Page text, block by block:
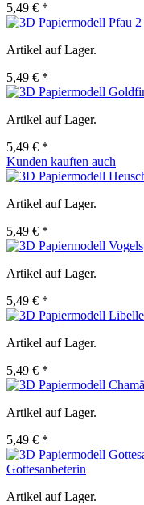
5,49 € *
Artikel auf Lager.
5,49 € *
Artikel auf Lager.
5,49 € *
Kunden kauften auch
Artikel auf Lager.
5,49 € *
Artikel auf Lager.
5,49 € *
Artikel auf Lager.
5,49 € *
Artikel auf Lager.
5,49 € *
Gottesanbeterin
Artikel auf Lager.